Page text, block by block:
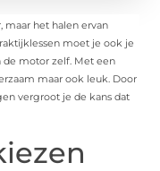
het halen ervan
moet je ook je
motor zelf. Met een
maar ook leuk. Door
vergroot je de kans dat